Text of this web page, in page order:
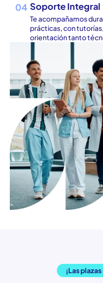
04 Soporte Integral
Te acompañamos
prácticas, con
orientación tanto
¡Las